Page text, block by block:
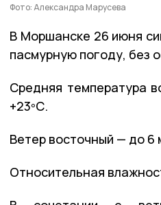
Фото: Александра Марусева
В Моршанске 26 июня
пасмурную погоду, без
Средняя температура
+23ºС.
Ветер восточный — до 6
Относительная